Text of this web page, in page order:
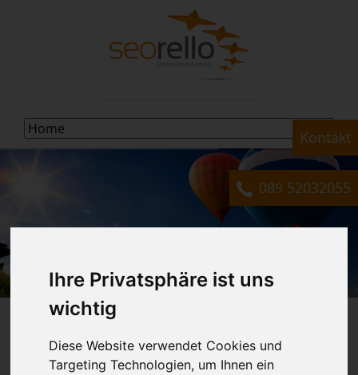
Ihre Privatsphäre ist uns
wichtig
Diese Website verwendet Cookies und
Targeting Technologien, um Ihnen ein
Navigation
überspringen
Wir bringen Sie
nach oben
Dem Ziel ein Stück näher -
Kontakt
089 52032055